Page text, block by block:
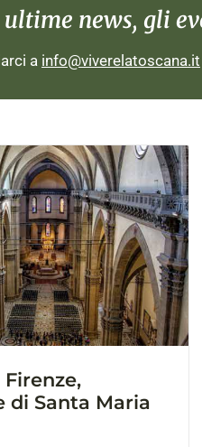
news, gli
a info@viverelatoscana.it
di Santa Maria